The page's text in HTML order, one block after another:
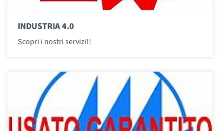
INDUSTRIA 4.0
Scopri i nostri servizi!!